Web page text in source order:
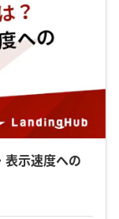
表示速度への